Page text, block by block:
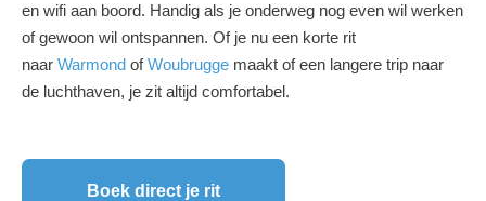
en wifi aan boord. Handig als je onderweg nog even wil werken
of gewoon wil ontspannen. Of je nu een korte rit
naar Warmond ofWoubrugge maakt of een langere trip naar
de luchthaven, je zit altijd comfortabel.
Boek direct je rit